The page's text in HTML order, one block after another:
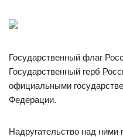
Государственный флаг
Государственный герб
официальными
Федерации.
Надругательство над ними